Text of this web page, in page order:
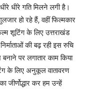
धीरे गति मिलने लगी है।
हो रहे हैं, वहीं फिल्मकार
शूटिंग के लिए उत्तराखंड
की बढ़ रही इस रुचि
पर लगातार काम किया
के लिए अनुकूल वातावरण
जीर्णोद्धार कर हम उन्हें